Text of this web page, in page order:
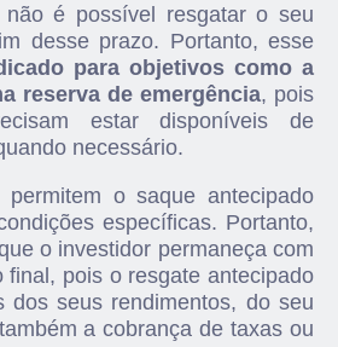
é possível resgatar o seu
desse prazo. Portanto, esse
para objetivos como a
reserva de emergência, pois
estar disponíveis de
necessário.
o saque antecipado
específicas. Portanto,
o investidor permaneça com
final, pois o resgate antecipado
dos seus rendimentos, do seu
a cobrança de taxas ou